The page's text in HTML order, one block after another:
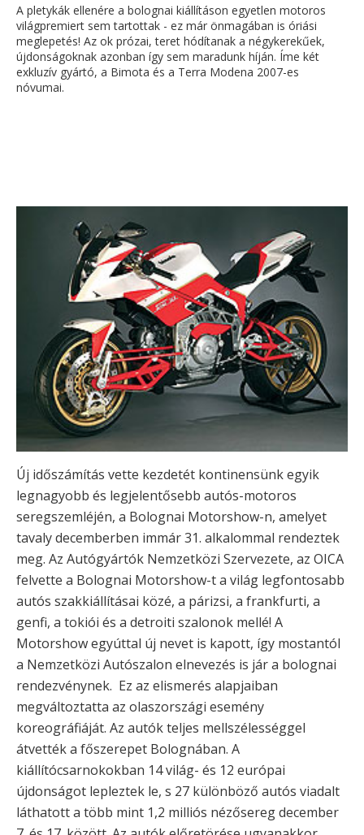
A pletykák ellenére a bolognai kiállításon egyetlen motoros
világpremiert sem tartottak - ez már önmagában is óriási
meglepetés! Az ok prózai, teret hódítanak a négykerekűek,
újdonságoknak azonban így sem maradunk híján. Íme két
exkluzív gyártó, a Bimota és a Terra Modena 2007-es
nóvumai.
Új időszámítás vette kezdetét kontinensünk egyik
legnagyobb és legjelentősebb autós-motoros
seregszemléjén, a Bolognai Motorshow-n, amelyet
tavaly decemberben immár 31. alkalommal rendeztek
meg. Az Autógyártók Nemzetközi Szervezete, az OICA
felvette a Bolognai Motorshow-t a világ legfontosabb
autós szakkiállításai közé, a párizsi, a frankfurti, a
genfi, a tokiói és a detroiti szalonok mellé! A
Motorshow egyúttal új nevet is kapott, így mostantól
a Nemzetközi Autószalon elnevezés is jár a bolognai
rendezvénynek. Ez az elismerés alapjaiban
megváltoztatta az olaszországi esemény
koreográfiáját. Az autók teljes mellszélességgel
átvették a főszerepet Bolognában. A
kiállítócsarnokokban 14 világ- és 12 európai
újdonságot lepleztek le, s 27 különböző autós viadalt
láthatott a több mint 1,2 milliós nézősereg december